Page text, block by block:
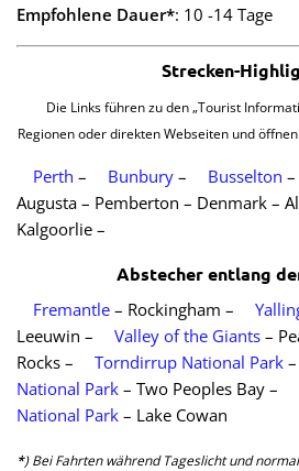
Empfohlene Dauer*: 10 -14 Tage
Strecken-
Die Links führen zu den „Tourist
Regionen oder direkten Webseiten und
Perth – Bunbury – Busselton –
Augusta – Pemberton – Denmark –
Kalgoorlie –
Abstecher entlang
Fremantle – Rockingham –
Leeuwin –
Valley of the Giants –
Rocks –
Torndirrup National Park –
National Park – Two Peoples Bay –
National Park – Lake Cowan
*) Bei Fahrten während Tageslicht und